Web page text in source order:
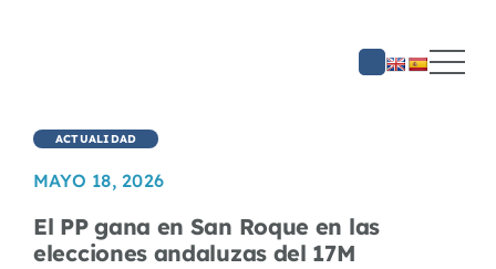
ACTUALIDAD
MAYO 18, 2026
El PP gana en San Roque en las
elecciones andaluzas del 17M